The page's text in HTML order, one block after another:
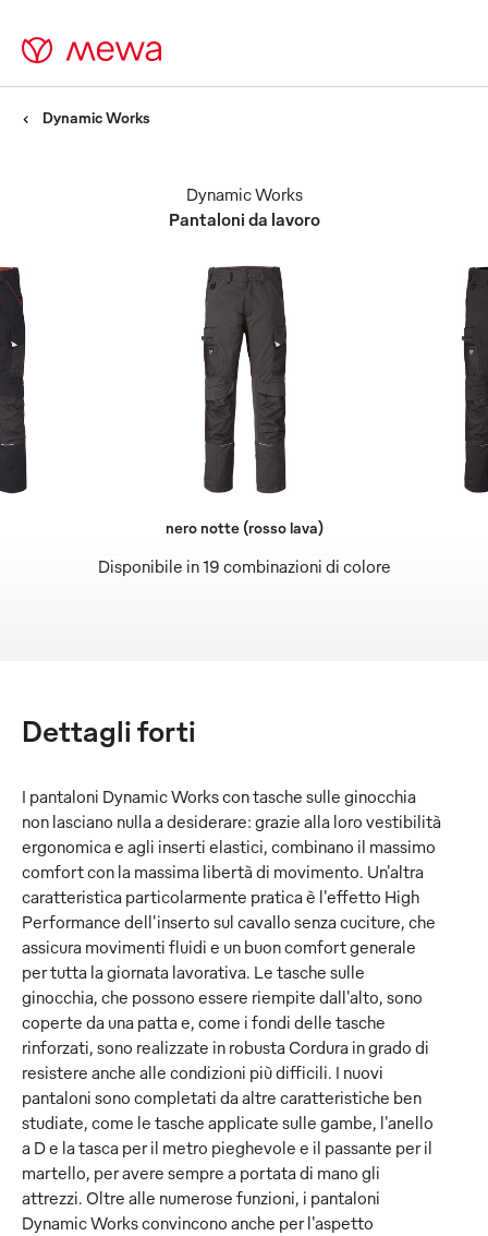
Dynamic Works
Pantaloni da lavoro
Dynamic Works
Disponibile in 19 combinazioni di colore
nero notte (rosso lava)
Dettagli forti
I pantaloni Dynamic Works con tasche sulle ginocchia
non lasciano nulla a desiderare: grazie alla loro vestibilità
ergonomica e agli inserti elastici, combinano il massimo
comfort con la massima libertà di movimento. Un'altra
caratteristica particolarmente pratica è l'effetto High
Performance dell'inserto sul cavallo senza cuciture, che
assicura movimenti fluidi e un buon comfort generale
per tutta la giornata lavorativa. Le tasche sulle
ginocchia, che possono essere riempite dall'alto, sono
coperte da una patta e, come i fondi delle tasche
rinforzati, sono realizzate in robusta Cordura in grado di
resistere anche alle condizioni più difficili. I nuovi
pantaloni sono completati da altre caratteristiche ben
studiate, come le tasche applicate sulle gambe, l'anello
a D e la tasca per il metro pieghevole e il passante per il
martello, per avere sempre a portata di mano gli
attrezzi. Oltre alle numerose funzioni, i pantaloni
Dynamic Works convincono anche per l'aspetto